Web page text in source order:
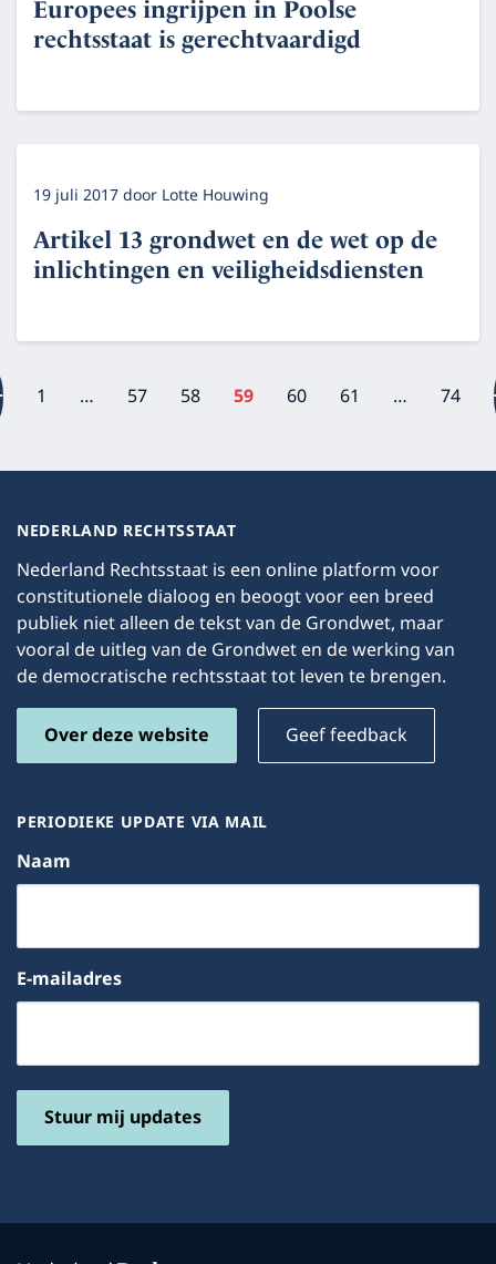
Europees ingrijpen in Poolse
rechtsstaat is gerechtvaardigd
19 juli 2017door Lotte Houwing
Artikel 13 grondwet en de wet op de
inlichtingen en veiligheidsdiensten
1 … 57 58 59 60 61 … 74
NEDERLAND RECHTSSTAAT
Nederland Rechtsstaat is een online platform voor
constitutionele dialoog en beoogt voor een breed
publiek niet alleen de tekst van de Grondwet, maar
vooral de uitleg van de Grondwet en de werking van
de democratische rechtsstaat tot leven te brengen.
Over deze website Geef feedback
PERIODIEKE UPDATE VIA MAIL
Naam
E-mailadres
Stuur mij updates